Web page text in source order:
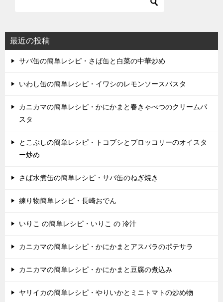
最近の投稿
サバ缶の簡単レシピ・さば缶と白菜の中華炒め
いわし缶の簡単レシピ・イワシのレモンソースパスタ
カニカマの簡単レシピ・かにかまと春きゃべつのクリームパ
スタ
とこぶしの簡単レシピ・トコブシとブロッコリーのオイスタ
ー炒め
さば水煮缶の簡単レシピ・サバ缶のねぎ焼き
練り物簡単レシピ・長崎おでん
いりこ の簡単レシピ・いりこ の 冷汁
カニカマの簡単レシピ・かにかまとアスパラのポテサラ
カニカマの簡単レシピ・かにかまと豆腐の煮込み
ヤリイカの簡単レシピ・やりいかとミニトマトの炒め物